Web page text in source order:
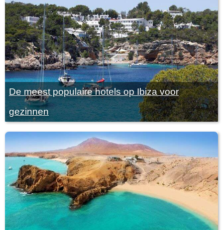
De meest populaire hotels op Ibiza voor
gezinnen